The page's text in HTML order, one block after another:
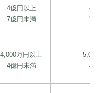
4億円以上
7億円未満
4億
7億
4,000万円以上
4億円未満
5,000
4億